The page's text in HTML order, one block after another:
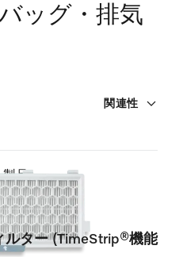
ッグ・排気
関連性
製品
ルター (TimeStrip®機能